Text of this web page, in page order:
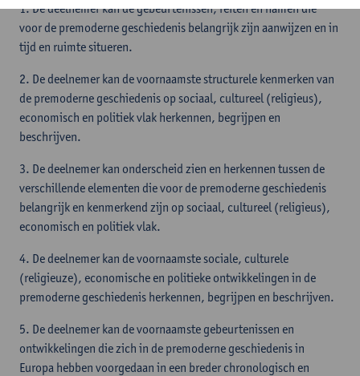
1. De deelnemer kan de gebeurtenissen, feiten en namen die
voor de premoderne geschiedenis belangrijk zijn aanwijzen en in
tijd en ruimte situeren.
2. De deelnemer kan de voornaamste structurele kenmerken van
de premoderne geschiedenis op sociaal, cultureel (religieus),
economisch en politiek vlak herkennen, begrijpen en
beschrijven.
3. De deelnemer kan onderscheid zien en herkennen tussen de
verschillende elementen die voor de premoderne geschiedenis
belangrijk en kenmerkend zijn op sociaal, cultureel (religieus),
economisch en politiek vlak.
4. De deelnemer kan de voornaamste sociale, culturele
(religieuze), economische en politieke ontwikkelingen in de
premoderne geschiedenis herkennen, begrijpen en beschrijven.
5. De deelnemer kan de voornaamste gebeurtenissen en
ontwikkelingen die zich in de premoderne geschiedenis in
Europa hebben voorgedaan in een breder chronologisch en